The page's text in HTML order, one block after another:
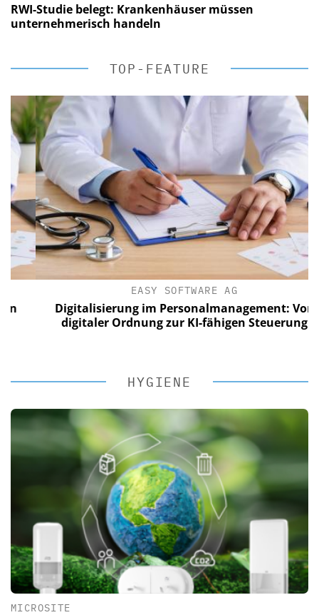
RWI-Studie belegt: Krankenhäuser müssen
unternehmerisch handeln
TOP-FEATURE
EASY SOFTWARE AG
Digitalisierung im Personalmanagement: Von
digitaler Ordnung zur KI-fähigen Steuerung
HYGIENE
MICROSITE